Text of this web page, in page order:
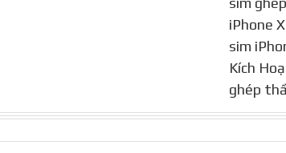
iPhone
sim
Kích
ghép